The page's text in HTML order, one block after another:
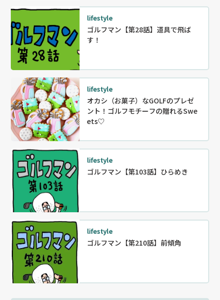
lifestyle
ゴルフマン【第28話】道具で飛ば
す！
lifestyle
オカシ（お菓子）なGOLFのプレゼ
ント！ゴルフモチーフの贈れるSwe
ets♡
lifestyle
ゴルフマン【第103話】ひらめき
lifestyle
ゴルフマン【第210話】前傾角